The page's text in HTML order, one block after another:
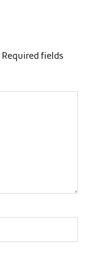
Required fields